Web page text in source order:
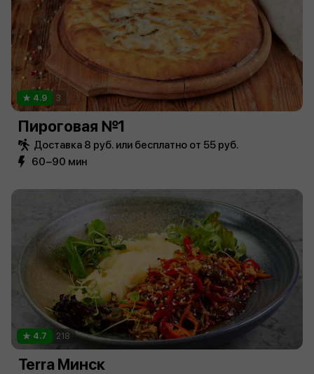
4.9 3
Пироговая №1
Доставка 8 руб. или бесплатно от 55 руб.
60−90 мин
4.7 218
Terra Минск